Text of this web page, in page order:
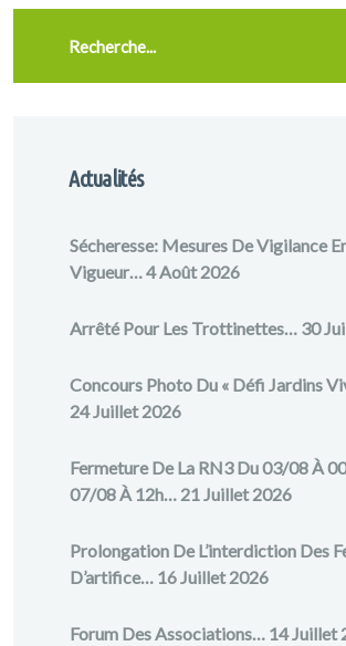
Actualités
Sécheresse: Mesures De Vigilance
Vigueur…4 Août 2026
Arrêté Pour Les Trottinettes… 30
Concours Photo Du « Défi Jardins
24 Juillet 2026
Fermeture De La RN3 Du 03/08 À
07/08 À 12h… 21 Juillet 2026
Prolongation De L’interdiction Des
D’artifice… 16 Juillet 2026
Forum Des Associations… 14 Juillet